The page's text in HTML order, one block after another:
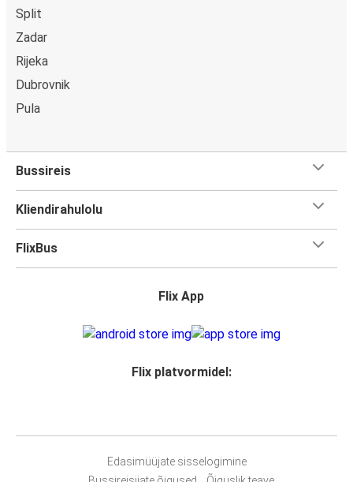
Split
Zadar
Rijeka
Dubrovnik
Pula
Bussireis
Kliendirahulolu
FlixBus
Flix App
Flix platvormidel:
Edasimüüjate sisselogimine